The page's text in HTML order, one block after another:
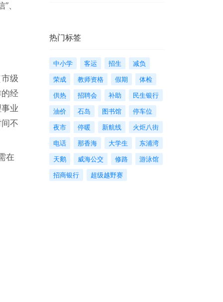
、
级
经
业
不
在
热门标签
中小学 客运 招生
减负
荣成
教师资格 假期
体检
供热
招聘会 补助
民生银行
油价
石岛 图书馆
停车位
夜市
停暖 新航线
火炬八街
电话
那香海 大学生
东浦湾
天鹅
威海公交 修路
游泳馆
招商银行
超级越野赛